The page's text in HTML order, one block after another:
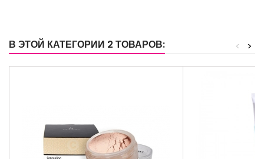
В ЭТОЙ КАТЕГОРИИ 2 ТОВАРОВ: >
<